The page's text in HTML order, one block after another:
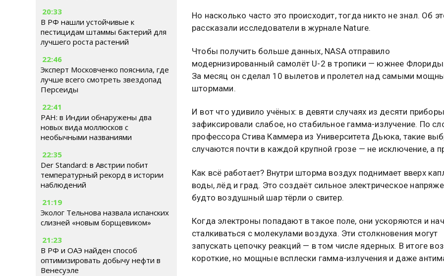
20:33
В РФ нашли устойчивые к
пестицидам штаммы бактерий для
лучшего роста растений
22:46
Эксперт Московченко пояснила, где
лучше всего смотреть звездопад
Персеиды
22:41
РАН: в Индии обнаружены два
новых вида моллюсков с
необычными названиями
22:35
Der Standard: в Австрии побит
температурный рекорд в истории
наблюдений
21:19
Эколог Тельнова назвала испанских
слизней «новым борщевиком»
21:23
В РФ и ОАЭ найден способ
оптимизировать добычу нефти в
Венесуэле
Но насколько часто это происходит, тогда никто не знал. Об
рассказали исследователи в журнале Nature.
Чтобы получить больше данных, NASA отправило
модернизированный самолёт U-2 в тропики — южнее
За месяц он сделал 10 вылетов и пролетел над самыми
штормами.
И вот что удивило учёных: в девяти случаях из десяти приборы
зафиксировали слабое, но стабильное гамма-излучение. По
профессора Стива Каммера из Университета Дьюка, такие
случаются почти в каждой крупной грозе — не исключение, а
Как всё работает? Внутри шторма воздух поднимает вверх
воды, лёд и град. Это создаёт сильное электрическое
будто воздушный шар тёрли о свитер.
Когда электроны попадают в такое поле, они ускоряются и
сталкиваться с молекулами воздуха. Эти столкновения могут
запускать цепочку реакций — в том числе ядерных. В итоге
короткие, но мощные всплески гамма-излучения и даже